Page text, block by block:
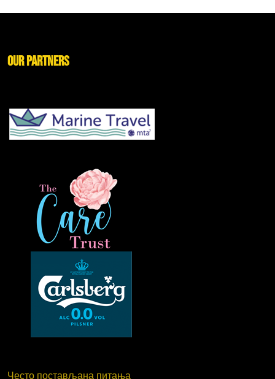
Често постављана питања
Our Partners